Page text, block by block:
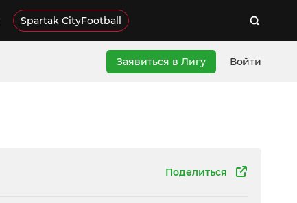
Spartak CityFootball
Заявиться в Лигу Войти
Поделиться